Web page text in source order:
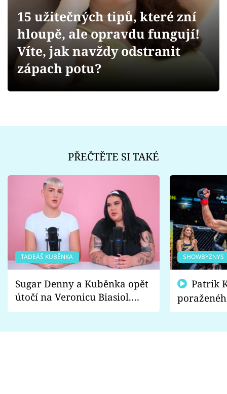
Videa
Sledujte prima+
15 užitečných tipů, které zní
hloupě, ale opravdu fungují!
Víte, jak navždy odstranit
zápach potu?
PŘEČTĚTE SI TAKÉ
TADEÁŠ KUBĚNKA
Sugar Denny a Kuběnka opět
útočí na Veronicu Biasiol.
Proč je podle nich falešná a
SHOWBYZNYS
fanoušci